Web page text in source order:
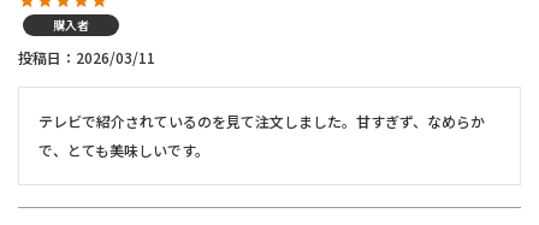
購入者
投稿日 2026/03/11
テレビで紹介されているのを見て注文しました。甘すぎず、なめらか
で、とても美味しいです。